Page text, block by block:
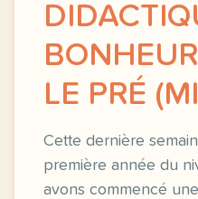
LE PRÉ
Cette dernière
première année du
avons commencé